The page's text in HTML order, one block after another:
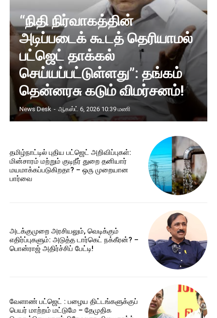
“நிதி நிர்வாகத்தின்
அடிப்படைக் கூடத் தெரியாமல்
பட்ஜெட் தாக்கல்
செய்யப்பட்டுள்ளது”: தங்கம்
தென்னரசு கடும் விமர்சனம்!
News Desk - ஆகஸ்ட் 6, 2026 10:39 மணி
தமிழ்நாட்டில் புதிய பட்ஜெட் அறிவிப்புகள்:
மின்சாரம் மற்றும் குடிநீர் துறை தனியார்
மயமாக்கப்படுகிறதா? – ஒரு முறையான
பார்வை
அடக்குமுறை அரசியலும், வெடிக்கும்
எதிர்ப்புகளும்: அடுத்த டார்கெட் நக்கீரன்? –
பொன்ராஜ் அதிர்ச்சிப் பேட்டி! ​
வேளாண் பட்ஜெட் : பழைய திட்டங்களுக்குப்
பெயர் மாற்றம் மட்டுமே – தேமுதிக